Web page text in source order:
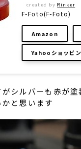
created by Rinker
F-Foto(F-Foto)
Amazon
Yahooショッピ
シルバーも赤が塗
と思います